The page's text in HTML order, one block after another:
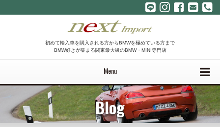
初めて輸入車を購入される方からBMWを極めている方まで
BMW好きが集まる関東最大級のBMW・MINI専門店
Menu
Blog